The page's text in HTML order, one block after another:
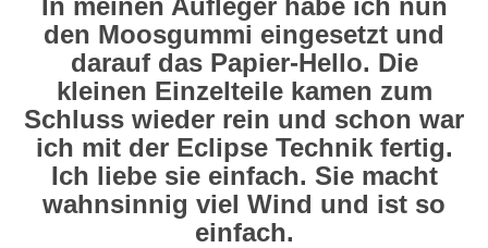
den Moosgummi eingesetzt und
darauf das Papier-Hello. Die
kleinen Einzelteile kamen zum
Schluss wieder rein und schon war
ich mit der Eclipse Technik fertig.
Ich liebe sie einfach. Sie macht
wahnsinnig viel Wind und ist so
einfach.